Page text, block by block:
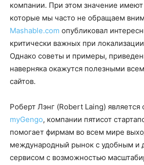
компании. При этом значение
которые мы часто не обращаем
Mashable.com опубликовал
критически важных при
Однако советы и примеры,
наверняка окажутся полезными
сайтов.
Роберт Лэнг (Robert Laing) является
myGengo, компании пятисот
помогает фирмам во всем мире
международный рынок с удобным и
сервисом с возможностью